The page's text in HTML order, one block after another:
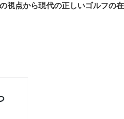
視点から現代の正しいゴルフの